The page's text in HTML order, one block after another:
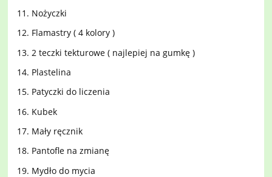
11. Nożyczki
12. Flamastry ( 4 kolory )
13. 2 teczki tekturowe ( najlepiej na gumkę )
14. Plastelina
15. Patyczki do liczenia
16. Kubek
17. Mały ręcznik
18. Pantofle na zmianę
19. Mydło do mycia